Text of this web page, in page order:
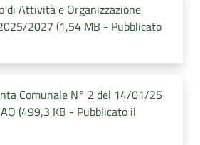
di Attività e Organizzazione
2027 (1,54 MB - Pubblicato
Comunale N° 2 del 14/01/25
(499,3 KB - Pubblicato il